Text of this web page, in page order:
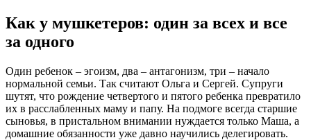
Как у мушкетеров: один за всех и все
за одного
Один ребенок – эгоизм, два – антагонизм, три – начало
нормальной семьи. Так считают Ольга и Сергей. Супруги
шутят, что рождение четвертого и пятого ребенка превратило
их в расслабленных маму и папу. На подмоге всегда старшие
сыновья, в пристальном внимании нуждается только Маша, а
домашние обязанности уже давно научились делегировать.